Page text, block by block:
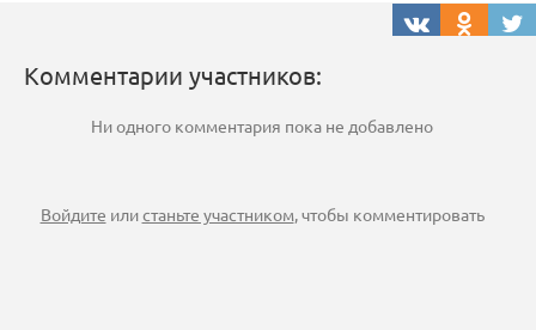
Комментарии участников:
Ни одного комментария пока не добавлено
Войдите илистаньте участником, чтобы комментировать